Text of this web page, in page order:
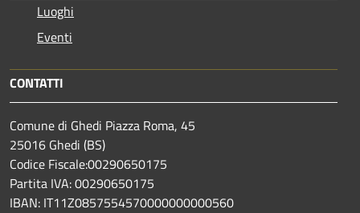
Luoghi
Eventi
CONTATTI
Comune di Ghedi Piazza Roma, 45
25016 Ghedi (BS)
Codice Fiscale:00290650175
Partita IVA: 00290650175
IBAN: IT11Z0857554570000000000560